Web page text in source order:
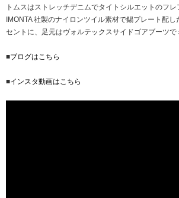
トムスはストレッチデニムでタイトシルエットのフ
IMONTA 社製のナイロンツイル素材で錫プレート配
セントに、足元はヴォルテックスサイドゴアブーツで
■ブログはこちら
■インスタ動画はこちら